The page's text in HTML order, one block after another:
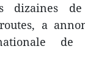
dizaines
a
de